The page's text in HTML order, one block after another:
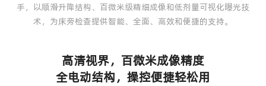
手，以顺滑升降结构、百微米级精细成像和低剂量可视化曝光技
术，为床旁检查提供智能、全面、高效和便捷的支持。
高清视界，百微米成像精度
全电动结构，操控便捷轻松用